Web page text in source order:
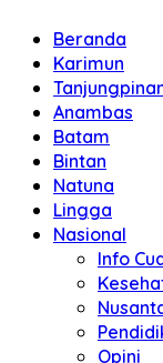
Beranda
Karimun
Anambas
Batam
Bintan
Natuna
Lingga
Nasional
Info
Opini